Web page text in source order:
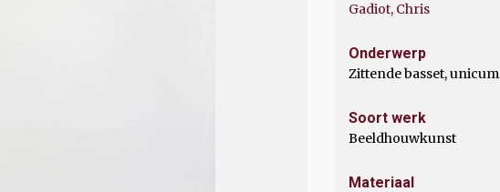
Gadiot, Chris
Onderwerp
Zittende basset, unicum
Soort werk
Beeldhouwkunst
Materiaal